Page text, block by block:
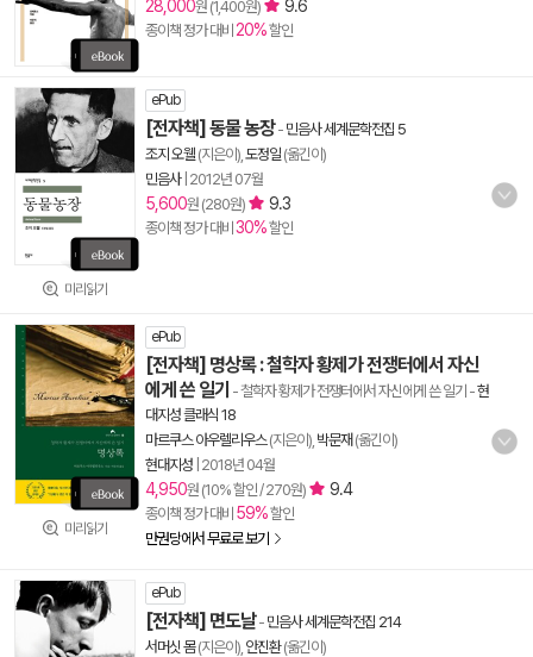
28,000원 (1,400원) 9.6
종이책 정가 대비 20%할인
미리읽기
ePub
[전자책] 동물 농장- 민음사 세계문학전집 5
조지 오웰 (지은이), 도정일 (옮긴이)
민음사| 2012년 07월
5,600원 (280원) 9.3
종이책 정가 대비 30%할인
미리읽기
ePub
[전자책] 명상록 : 철학자 황제가 전쟁터에서 자신
에게 쓴 일기 - 철학자 황제가 전쟁터에서 자신에게 쓴 일기 -현
대지성 클래식 18
마르쿠스 아우렐리우스(지은이), 박문재 (옮긴이)
현대지성 2018년 04월
4,950원 (10% 할인 / 270원) 9.4
종이책 정가 대비 59%할인
만권당에서 무료로 보기
ePub
[전자책] 면도날- 민음사 세계문학전집 214
서머싯 몸(지은이), 안진환(옮긴이)